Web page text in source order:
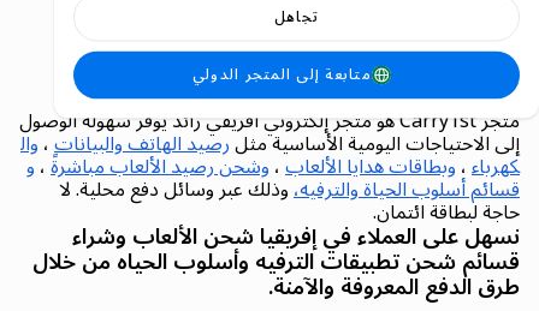
كاري فيرست (Carry1st).. المتجر
الإلكتروني الرائد في إفريقيا
متجر Carry1st هو متجر إلكتروني أفريقي رائد يوفر سهولة الوصول
إلى الاحتياجات اليومية الأساسية مثلرصيد الهاتف والبيانات،وال
كهرباء،وبطاقات هدايا الألعاب،وشحن رصيد الألعاب مباشرةً،و
قسائم أسلوب الحياة والترفيه،وذلك عبر وسائل دفع محلية. لا
حاجة لبطاقة ائتمان.
نسهل على العملاء في إفريقيا شحن الألعاب وشراء
قسائم شحن تطبيقات الترفيه وأسلوب الحياه من خلال
طرق الدفع المعروفة والآمنة.
تجاهل
متابعة إلى المتجر الدولي